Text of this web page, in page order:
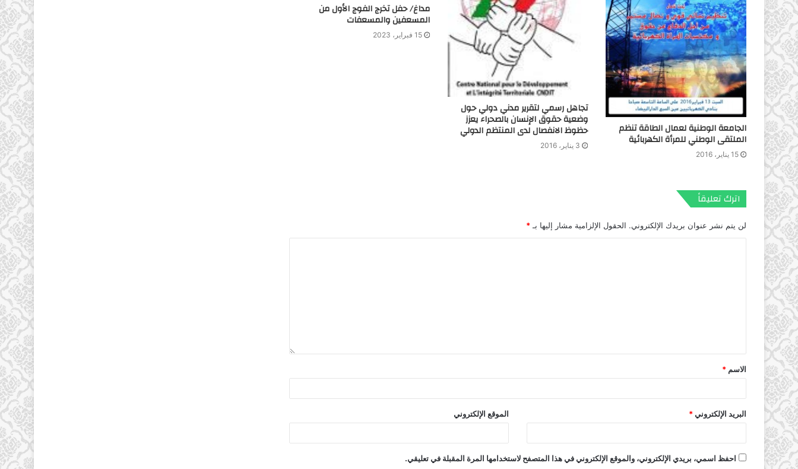
الجامعة الوطنية لعمال الطاقة تنظم
الملتقى الوطني للمرأة الكهربائية
15 يناير، 2016
تجاهل رسمي لتقرير مدني دولي حول
وضعية حقوق الإنسان بالصحراء يعزز
حظوظ الانفصال لدى المنتظم الدولي
3 يناير، 2016
مداغ/ حفل تخرج الفوج الأول من
المسعفين والمسعفات
15 فبراير، 2023
اترك تعليقاً
لن يتم نشر عنوان بريدك الإلكتروني. الحقول الإلزامية مشار إليها بـ *
الاسم *
البريد الإلكتروني * الموقع الإلكتروني
احفظ اسمي، بريدي الإلكتروني، والموقع الإلكتروني في هذا المتصفح لاستخدامها المرة المقبلة في تعليقي.